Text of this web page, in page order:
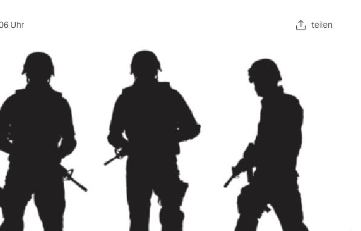
Uhr teilen